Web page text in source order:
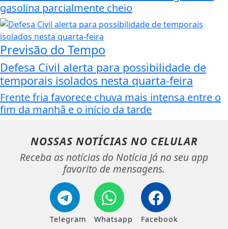
gasolina parcialmente cheio
Previsão do Tempo
Defesa Civil alerta para possibilidade de
temporais isolados nesta quarta-feira
Frente fria favorece chuva mais intensa entre o
fim da manhã e o início da tarde
NOSSAS NOTÍCIAS NO CELULAR
Receba as notícias do Notícia Já no seu app
favorito de mensagens.
Telegram Whatsapp Facebook